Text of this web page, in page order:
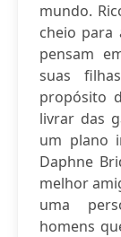
mundo.
cheio para
pensam
suas
propósito
livrar das
um plano
Daphne
melhor
uma
homens